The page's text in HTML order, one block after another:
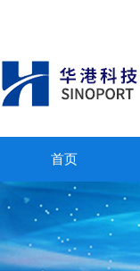
首页